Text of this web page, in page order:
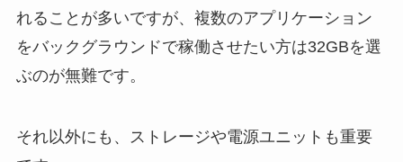
れることが多いですが、複数のアプリケーション
をバックグラウンドで稼働させたい方は32GBを選
ぶのが無難です。
それ以外にも、ストレージや電源ユニットも重要